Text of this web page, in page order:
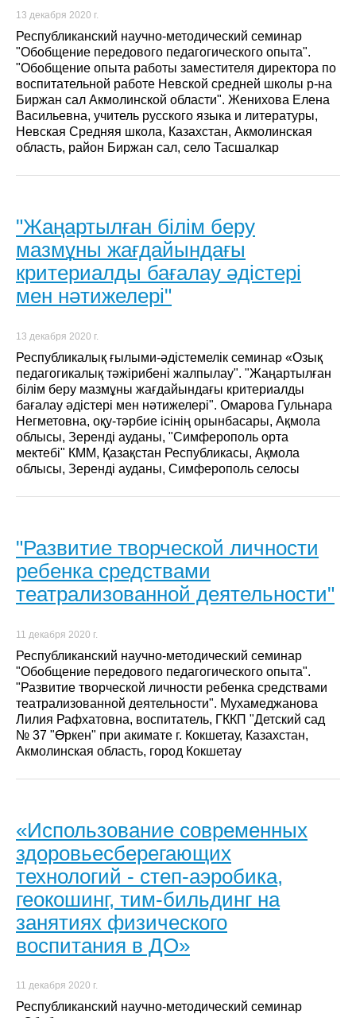
13 декабря 2020 г.
Республиканский научно-методический семинар
"Обобщение передового педагогического опыта".
"Обобщение опыта работы заместителя директора по
воспитательной работе Невской средней школы р-на
Биржан сал Акмолинской области". Женихова Елена
Васильевна, учитель русского языка и литературы,
Невская Средняя школа, Казахстан, Акмолинская
область, район Биржан сал, село Тасшалкар
"Жаңартылған білім беру
мазмұны жағдайындағы
критериалды бағалау әдістері
мен нәтижелері"
13 декабря 2020 г.
Республикалық ғылыми-әдістемелік семинар «Озық
педагогикалық тәжірибені жалпылау". "Жаңартылған
білім беру мазмұны жағдайындағы критериалды
бағалау әдістері мен нәтижелері". Омарова Гульнара
Негметовна, оқу-тәрбие ісінің орынбасары, Ақмола
облысы, Зеренді ауданы, "Симферополь орта
мектебі" КММ, Қазақстан Республикасы, Ақмола
облысы, Зеренді ауданы, Симферополь селосы
"Развитие творческой личности
ребенка средствами
театрализованной деятельности"
11 декабря 2020 г.
Республиканский научно-методический семинар
"Обобщение передового педагогического опыта".
"Развитие творческой личности ребенка средствами
театрализованной деятельности". Мухамеджанова
Лилия Рафхатовна, воспитатель, ГККП "Детский сад
№ 37 "Өркен" при акимате г. Кокшетау, Казахстан,
Акмолинская область, город Кокшетау
«Использование современных
здоровьесберегающих
технологий - степ-аэробика,
геокошинг, тим-бильдинг на
занятиях физического
воспитания в ДО»
11 декабря 2020 г.
Республиканский научно-методический семинар